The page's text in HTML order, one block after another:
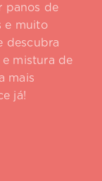
panos de
e muito
descubra
mistura de
mais
já!